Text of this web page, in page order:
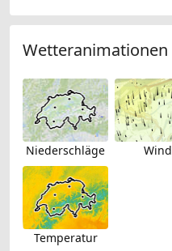
Wetteranimationen
Niederschläge Wind
Temperatur